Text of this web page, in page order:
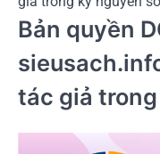
Bản quyền
tác giả